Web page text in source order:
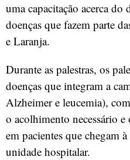
uma capacitação acerca
doenças que fazem parte
e Laranja.
Durante as palestras, os
doenças que integram a
Alzheimer e leucemia),
o acolhimento necessário e
em pacientes que chegam
unidade hospitalar.